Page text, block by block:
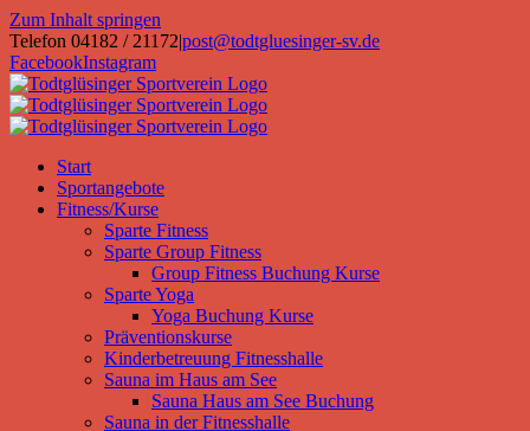
Zum Inhalt springen
Telefon 04182 / 21172|post@todtgluesinger-sv.de
FacebookInstagram
Start
Sportangebote
Fitness/Kurse
Sparte Fitness
Sparte Group Fitness
Group Fitness Buchung Kurse
Sparte Yoga
Yoga Buchung Kurse
Präventionskurse
Kinderbetreuung Fitnesshalle
Sauna im Haus am See
Sauna Haus am See Buchung
Sauna in der Fitnesshalle